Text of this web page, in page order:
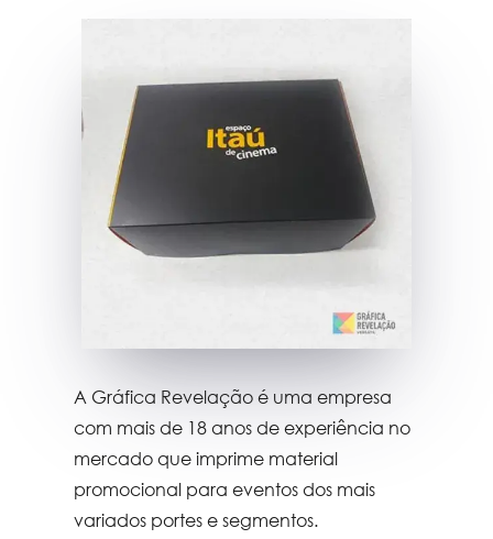
A Gráfica Revelação é uma empresa
com mais de 18 anos de experiência no
mercado que imprime material
promocional para eventos dos mais
variados portes e segmentos.